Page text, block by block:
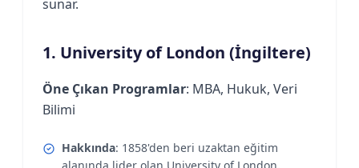
sunar.
1. University of London (İngiltere)
Öne Çıkan Programlar: MBA, Hukuk, Veri
Bilimi
Hakkında: 1858'den beri uzaktan eğitim
alanında lider olan University of London,